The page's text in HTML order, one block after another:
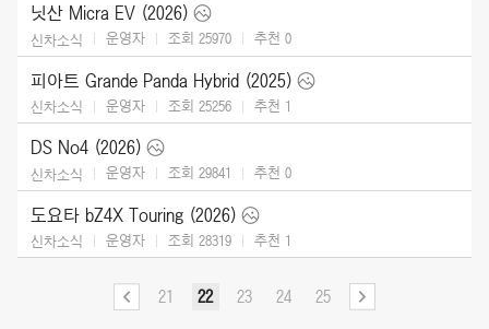
닛산 Micra EV (2026)
신차소식 운영자 조회 25970 추천 0
피아트 Grande Panda Hybrid (2025)
신차소식 운영자 조회 25256 추천 1
DS No4 (2026)
신차소식 운영자 조회 29841 추천 0
도요타 bZ4X Touring (2026)
신차소식 운영자 조회 28319 추천 1
21 22 23 24 25